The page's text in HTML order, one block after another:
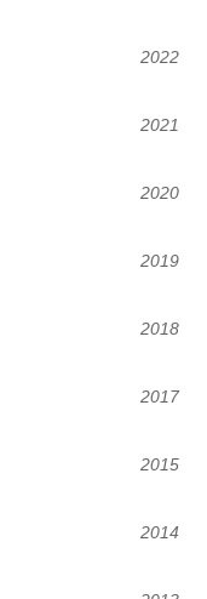
2022
2021
2020
2019
2018
2017
2015
2014